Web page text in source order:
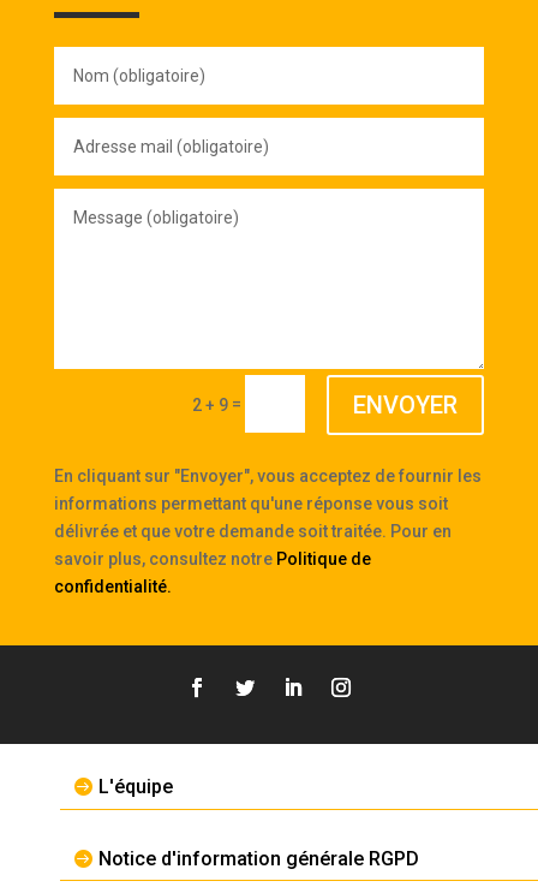
(obligatoire)
mail
(obligatoire)
2 + 9 = ENVOYER
En cliquant sur "Envoyer", vous acceptez de fournir les
informations permettant qu'une réponse vous soit
délivrée et que votre demande soit traitée. Pour en
savoir plus, consultez notre Politique de
confidentialité.
L'équipe
Notice d'information générale RGPD